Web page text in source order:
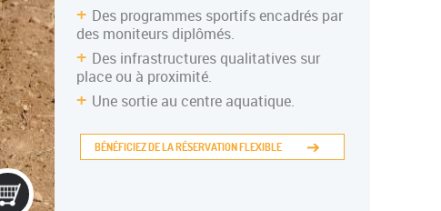
Des programmes sportifs encadrés par
des moniteurs diplômés.
Des infrastructures qualitatives sur
place ou à proximité.
Une sortie au centre aquatique.
BÉNÉFICIEZ DE LA RÉSERVATION FLEXIBLE